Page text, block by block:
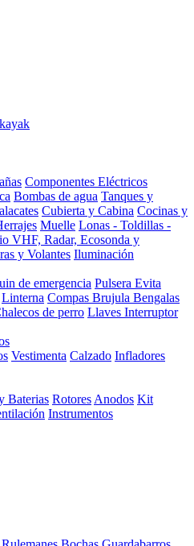
Componentes Eléctricos
Bombas de agua Tanques y
Cubierta y Cabina Cocinas y
Muelle Lonas - Toldillas -
VHF, Radar, Ecosonda y
y Volantes Iluminación
de emergencia Pulsera Evita
Linterna Compas Brujula Bengalas
de perro Llaves Interruptor
Vestimenta Calzado Infladores
Baterias Rotores Anodos Kit
Instrumentos